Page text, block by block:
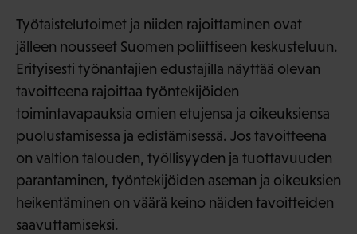
Työtaistelutoimet ja niiden rajoittaminen ovat
jälleen nousseet Suomen poliittiseen keskusteluun.
Erityisesti työnantajien edustajilla näyttää olevan
tavoitteena rajoittaa työntekijöiden
toimintavapauksia omien etujensa ja oikeuksiensa
puolustamisessa ja edistämisessä. Jos tavoitteena
on valtion talouden, työllisyyden ja tuottavuuden
parantaminen, työntekijöiden aseman ja oikeuksien
heikentäminen on väärä keino näiden tavoitteiden
saavuttamiseksi.